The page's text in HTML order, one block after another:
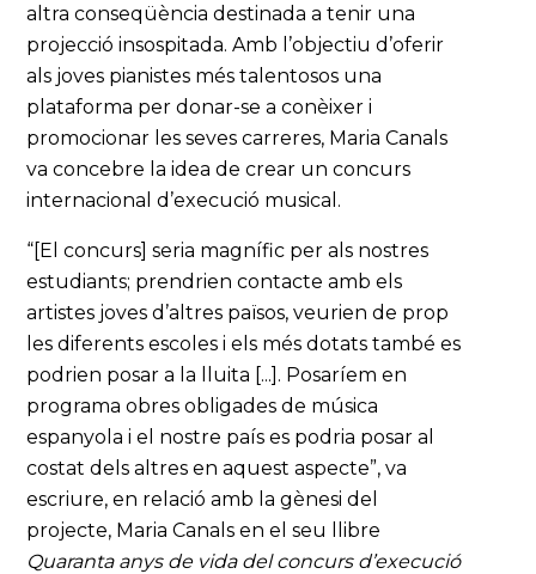
altra conseqüència destinada a tenir una
projecció insospitada. Amb l’objectiu d’oferir
als joves pianistes més talentosos una
plataforma per donar-se a conèixer i
promocionar les seves carreres, Maria Canals
va concebre la idea de crear un concurs
internacional d’execució musical.
“[El concurs] seria magnífic per als nostres
estudiants; prendrien contacte amb els
artistes joves d’altres països, veurien de prop
les diferents escoles i els més dotats també es
podrien posar a la lluita [...]. Posaríem en
programa obres obligades de música
espanyola i el nostre país es podria posar al
costat dels altres en aquest aspecte”, va
escriure, en relació amb la gènesi del
projecte, Maria Canals en el seu llibre
Quaranta anys de vida del concurs d’execució